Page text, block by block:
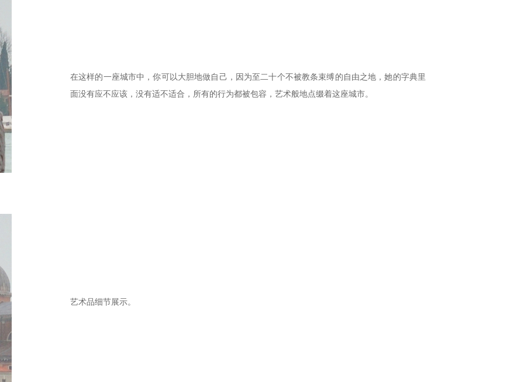
在这样的一座城市中，你可以大胆地做自己，因为至二十个不被教条束缚的自由之地，她的字典里
面没有应不应该，没有适不适合，所有的行为都被包容，艺术般地点缀着这座城市。
艺术品细节展示。